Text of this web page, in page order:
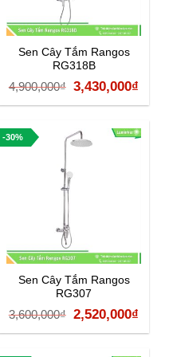
Sen Cây Tắm Rangos
RG318B
4,900,000₫ Giá
gốc
là:
4,900,000₫.
3,430,000₫
hiện
tại
-30%
Sen Cây Tắm Rangos
RG307
3,600,000₫ Giá
gốc
2,520,000₫
hiện